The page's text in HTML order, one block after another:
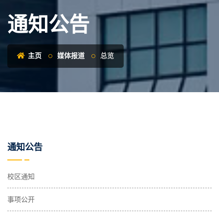
通知公告
主页 媒体报道 总览
通知公告
校区通知
事项公开